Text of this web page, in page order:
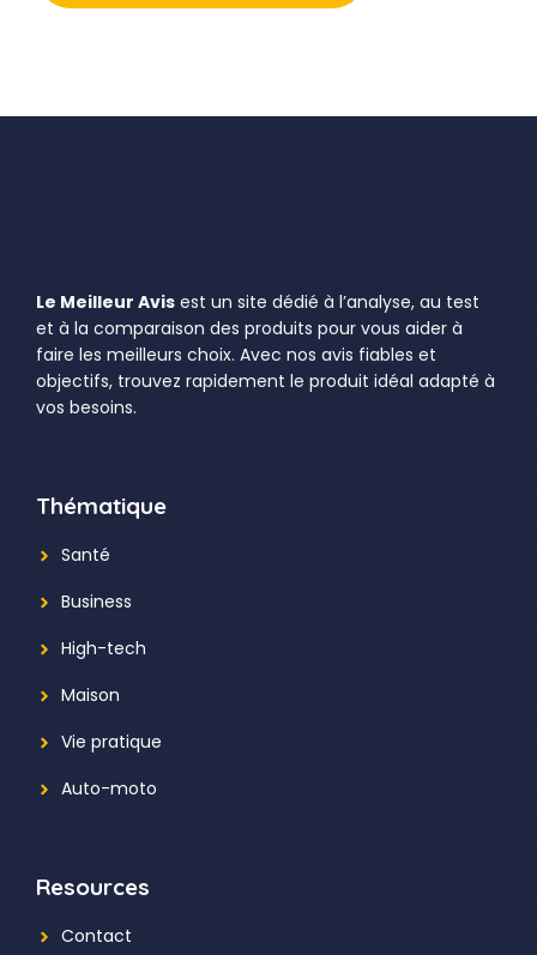
Le Meilleur Avis est un site dédié à l’analyse, au test
et à la comparaison des produits pour vous aider à
faire les meilleurs choix. Avec nos avis fiables et
objectifs, trouvez rapidement le produit idéal adapté à
vos besoins.
Thématique
Santé
Business
High-tech
Maison
Vie pratique
Auto-moto
Resources
Contact